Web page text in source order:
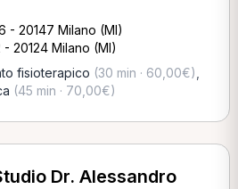
- 20147 Milano (MI)
20124 Milano (MI)
fisioterapico (30 min · 60,00€)
(45 min · 70,00€)
Dr. Alessandro